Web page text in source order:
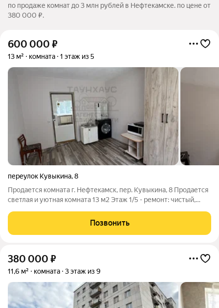
по продаже комнат до 3 млн рублей в Нефтекамске. по цене от
380 000 ₽.
600 000 ₽
13 м² комната 1 этаж из 5
переулок Кувыкина,8
Продается комната г. Нефтекамск, пер. Кувыкина, 8 Продается
светлая и уютная комната 13 м2 Этаж 1/5 - ремонт: чистый,
естественное освещение - вода в комнате. Дом расположен в
районе с развитой
Позвонить
380 000 ₽
11,6 м² комната 3 этаж из 9